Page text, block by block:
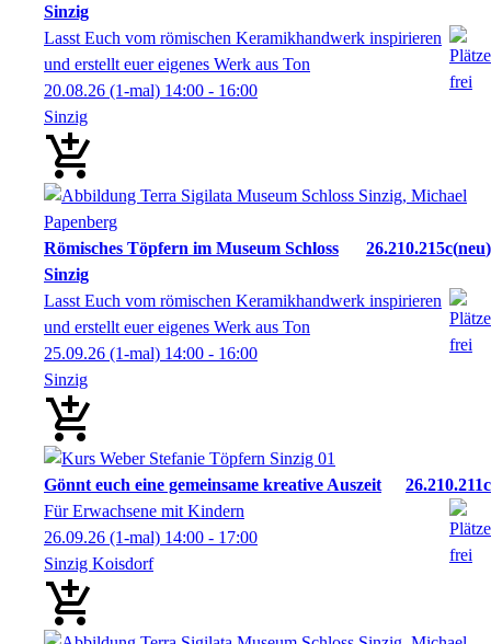
Sinzig
Lasst Euch vom römischen Keramikhandwerk inspirieren
und erstellt euer eigenes Werk aus Ton
20.08.26 (1-mal) 14:00 - 16:00
Sinzig
Römisches Töpfern im Museum Schloss
Sinzig
26.210.215c neu
Lasst Euch vom römischen Keramikhandwerk inspirieren
und erstellt euer eigenes Werk aus Ton
25.09.26 (1-mal) 14:00 - 16:00
Sinzig
Gönnt euch eine gemeinsame kreative Auszeit
26.210.211c
Für Erwachsene mit Kindern
26.09.26 (1-mal) 14:00 - 17:00
Sinzig Koisdorf